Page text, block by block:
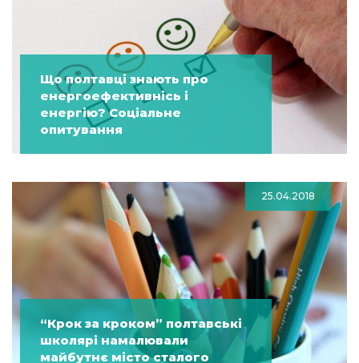
Що полтавці знають про
енергоефективнісь і
енергію? Соціальне
опитування
25.04.2018
“Крок за кроком” полтавські
школярі намалювали
майбутнє місто сталого